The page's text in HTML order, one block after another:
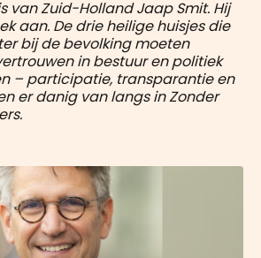
van Zuid-Holland Jaap Smit. Hij
aan. De drie heilige huisjes die
bij de bevolking moeten
in bestuur en politiek
– participatie, transparantie en
er danig van langs in Zonder